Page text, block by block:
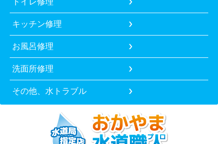
キッチン修理
お風呂修理
洗面所修理
その他、水トラブル